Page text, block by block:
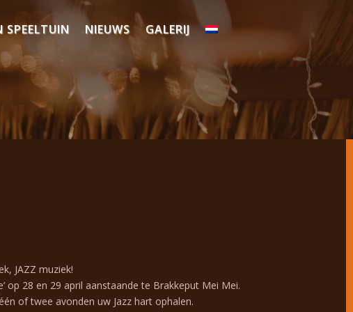
SPEELTUIN NIEUWS GALERIJ
JAZZ muziek!
op 28 en 29 april aanstaande te Brakkeput Mei Mei.
of twee avonden uw Jazz hart ophalen.